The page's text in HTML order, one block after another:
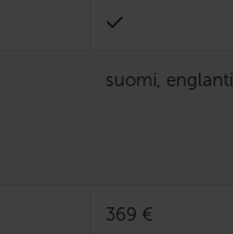
suomi, englanti
369 €